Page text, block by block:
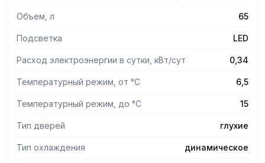
Объем, л 65
Подсветка LED
Расход электроэнергии в сутки, кВт/сут 0,34
Температурный режим, от °С 6,5
Температурный режим, до °С 15
Тип дверей глухие
Тип охлаждения динамическое